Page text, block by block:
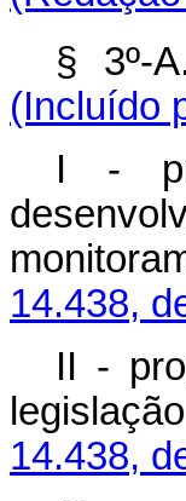
§ 3º-
(Incluído
I -
14.438,
II -
14.438,